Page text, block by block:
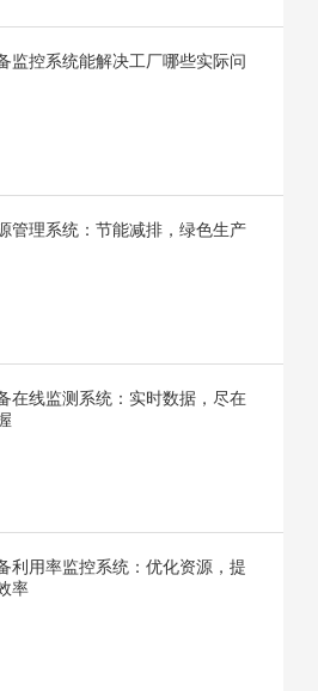
监控系统能解决工厂哪些实际问
管理系统：节能减排，绿色生产
在线监测系统：实时数据，尽在
利用率监控系统：优化资源，提
率